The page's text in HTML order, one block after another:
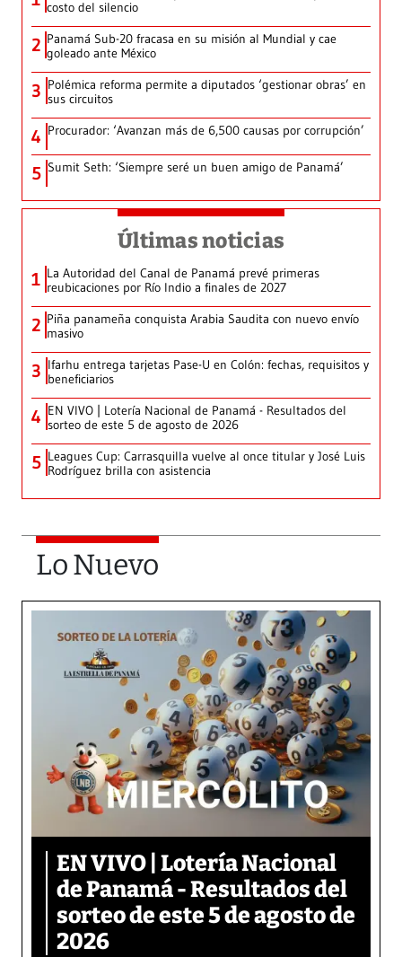
costo del silencio
2 Panamá Sub-20 fracasa en su misión al Mundial y cae
goleado ante México
3 Polémica reforma permite a diputados ‘gestionar obras’ en
sus circuitos
4 Procurador: ‘Avanzan más de 6,500 causas por corrupción’
5 Sumit Seth: ‘Siempre seré un buen amigo de Panamá’
Últimas noticias
1 La Autoridad del Canal de Panamá prevé primeras
reubicaciones por Río Indio a finales de 2027
2 Piña panameña conquista Arabia Saudita con nuevo envío
masivo
3 Ifarhu entrega tarjetas Pase-U en Colón: fechas, requisitos y
beneficiarios
4 EN VIVO | Lotería Nacional de Panamá - Resultados del
sorteo de este 5 de agosto de 2026
5 Leagues Cup: Carrasquilla vuelve al once titular y José Luis
Rodríguez brilla con asistencia
Lo Nuevo
EN VIVO | Lotería Nacional
de Panamá - Resultados del
sorteo de este 5 de agosto de
2026